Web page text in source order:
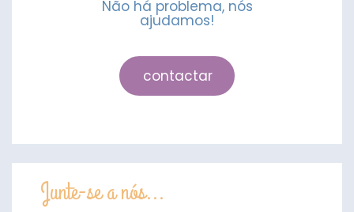
Não há problema, nós
ajudamos!
contactar
Junte-se a nós...